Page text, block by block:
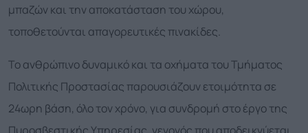
μπαζών και την αποκατάσταση του χώρου,
τοποθετούνται απαγορευτικές πινακίδες.
Το ανθρώπινο δυναμικό και τα οχήματα του Τμήματος
Πολιτικής Προστασίας παρουσιάζουν ετοιμότητα σε
24ωρη βάση, όλο τον χρόνο, για συνδρομή στο έργο της